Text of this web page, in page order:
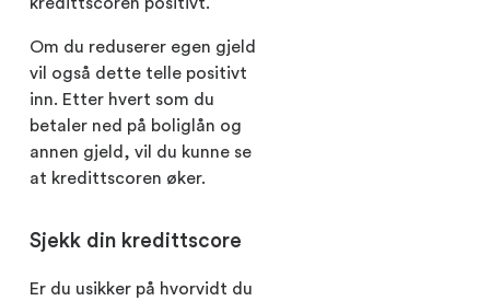
Om du reduserer egen gjeld
vil også dette telle positivt
inn. Etter hvert som du
betaler ned på boliglån og
annen gjeld, vil du kunne se
at kredittscoren øker.
Sjekk din kredittscore
Er du usikker på hvorvidt du